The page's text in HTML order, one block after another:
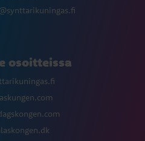
osoitteissa